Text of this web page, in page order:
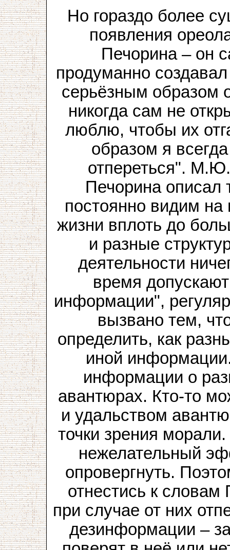
Но гораздо более
появления
Печорина – он
продуманно
серьёзным образом
никогда сам не
люблю, чтобы их
образом я
отпереться".
Печорина
постоянно видим на
жизни вплоть до
и разные
деятельности
время
информации",
вызвано тем,
определить, как
иной
информации о
авантюрах. Кто-то
и удальством
точки зрения
нежелательный
опровергнуть.
отнестись к словам
при случае от них
дезинформации –